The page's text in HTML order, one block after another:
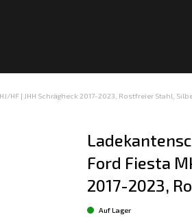
HF | JHH Schrägheck 2017-2023, Rostfreier Stahl,
Ford Fiesta
2017-2023,
Auf Lager